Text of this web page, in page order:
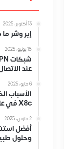
13 أكتوبر، 2025
إير وشر
18 يوليو، 2025
عند
6 مايو، 2025
X8c في عام 2025
2 مارس، 2025
أفضل
وحلول